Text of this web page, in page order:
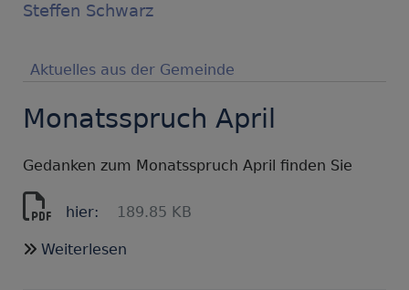
Steffen Schwarz
Aktuelles aus der Gemeinde
Monatsspruch April
Gedanken zum Monatsspruch April finden Sie
hier: 189.85 KB
Weiterlesen